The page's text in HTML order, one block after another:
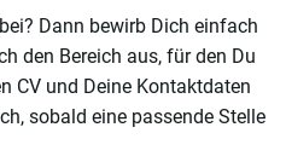
Dann bewirb Dich einfach
den Bereich aus, für den Du
CV und Deine Kontaktdaten
sobald eine passende Stelle